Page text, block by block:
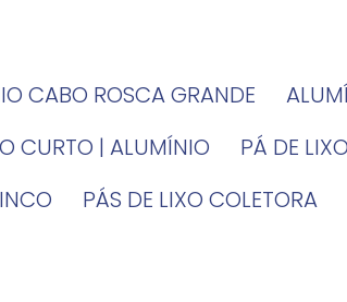
CABO ROSCA GRANDE
CURTO | ALUMÍNIO
PÁ DE
PÁS DE LIXO COLETORA